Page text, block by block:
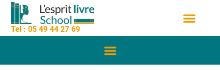
principal
Aller
contenu
Tel : 05 49 44 27 69